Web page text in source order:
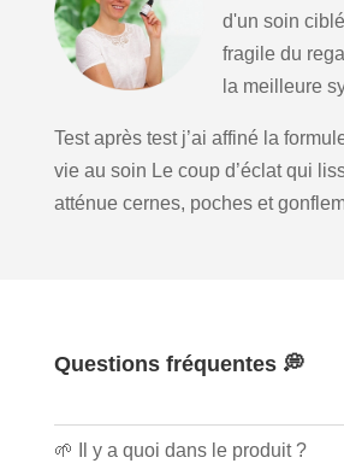
d'un soin
fragile du
la meilleure
Test après test j’ai affiné la
vie au soin Le coup d’éclat qui
atténue cernes, poches et
Questions fréquentes 💭
🌱 Il y a quoi dans le produit ?